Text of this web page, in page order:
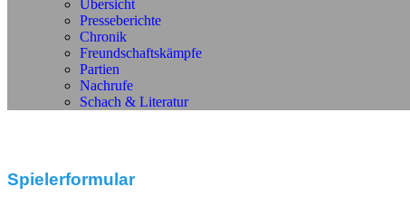
Übersicht
Presseberichte
Chronik
Freundschaftskämpfe
Partien
Nachrufe
Schach & Literatur
Spielerformular